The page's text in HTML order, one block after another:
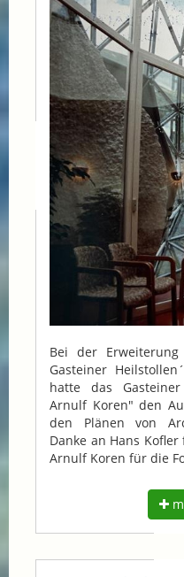
Bei der
Gasteiner
hatte das
Arnulf Koren" den
den Plänen von
Danke an Hans
Arnulf Koren für die